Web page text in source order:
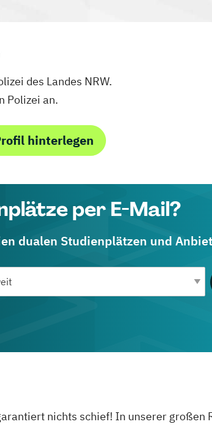
des Landes NRW.
Polizei an.
hinterlegen
per E-Mail?
dualen Studienplätzen und
nichts schief! In unserer großen